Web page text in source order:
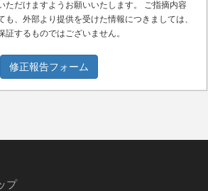
ただけますようお願いいたします。 ご指摘内容
も、外部より提供を受けた情報につきましては、
するものではございません。
修正報告フォーム
プ